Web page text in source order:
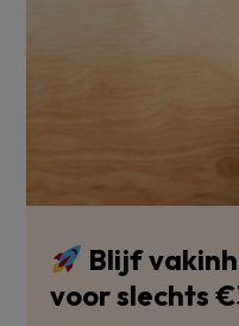
Blijf
voor slechts